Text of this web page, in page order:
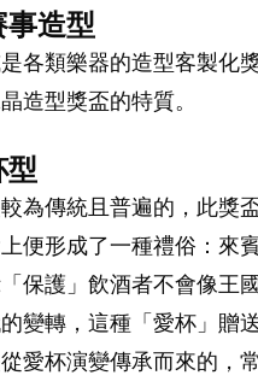
事造型
各類樂器的造型客製化
造型獎盃的特質。
型
為傳統且普遍的，此獎
便形成了一種禮俗：來
保護」飲酒者不會像王
變轉，這種「愛杯」贈
愛杯演變傳承而來的，